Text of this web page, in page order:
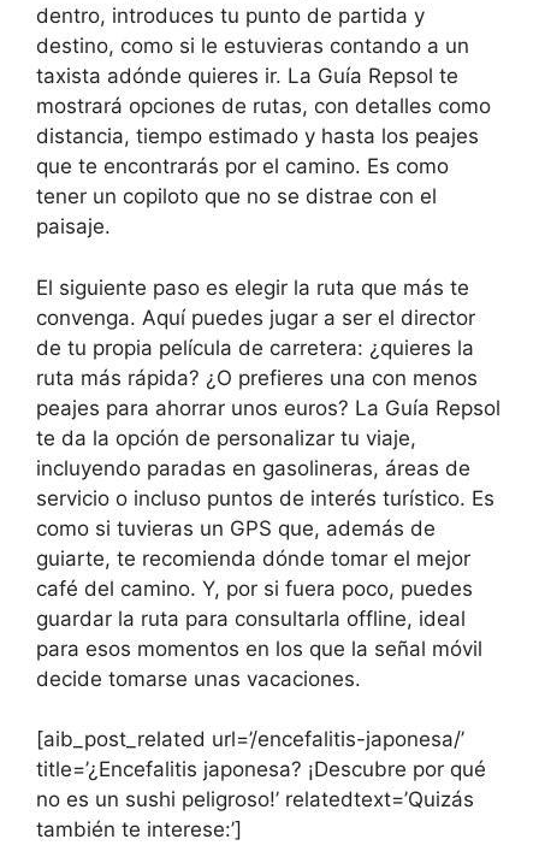
dentro, introduces tu punto de partida y
destino, como si le estuvieras contando a un
taxista adónde quieres ir. La Guía Repsol te
mostrará opciones de rutas, con detalles como
distancia, tiempo estimado y hasta los peajes
que te encontrarás por el camino. Es como
tener un copiloto que no se distrae con el
paisaje.
El siguiente paso es elegir la ruta que más te
convenga. Aquí puedes jugar a ser el director
de tu propia película de carretera: ¿quieres la
ruta más rápida? ¿O prefieres una con menos
peajes para ahorrar unos euros? La Guía Repsol
te da la opción de personalizar tu viaje,
incluyendo paradas en gasolineras, áreas de
servicio o incluso puntos de interés turístico. Es
como si tuvieras un GPS que, además de
guiarte, te recomienda dónde tomar el mejor
café del camino. Y, por si fuera poco, puedes
guardar la ruta para consultarla offline, ideal
para esos momentos en los que la señal móvil
decide tomarse unas vacaciones.
[aib_post_related url=’/encefalitis-japonesa/’
title=’¿Encefalitis japonesa? ¡Descubre por qué
no es un sushi peligroso!’ relatedtext=’Quizás
también te interese:’]